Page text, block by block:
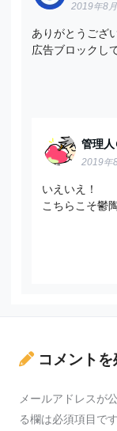
2019年8
ありがとうござ
広告ブロックし
管理
2019年
いえいえ！
こちらこそ鬱
コメントを
メールアドレスが
る欄は必須項目です